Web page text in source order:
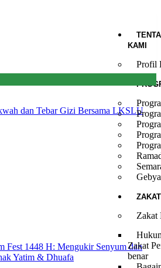
KAMI
Profil
ZAKAT
Zakat
Zakat
benar
dan Tebar Gizi Bersama LKSLU